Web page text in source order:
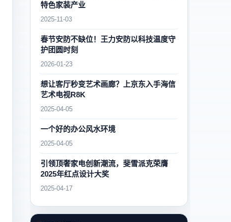
特色家装产业
2025-11-03
春节安防不缺位！王力安防以科技温度守
护团圆时刻
2026-01-23
想让客厅秒变艺术画廊？上京东入手海信
艺术电视R8K
2025-04-05
一个好的办公风水环境
2025-04-05
引领顶奢家电创新潮流，斐雪派克荣膺
2025年红点设计大奖
2025-04-17